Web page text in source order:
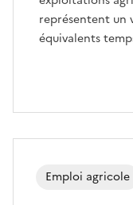
représentent un
équivalents
Emploi agricole